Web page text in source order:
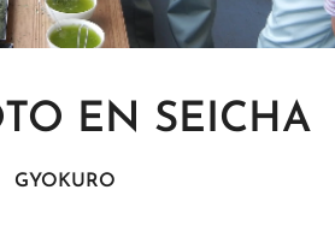
EN SEICHA
GYOKURO